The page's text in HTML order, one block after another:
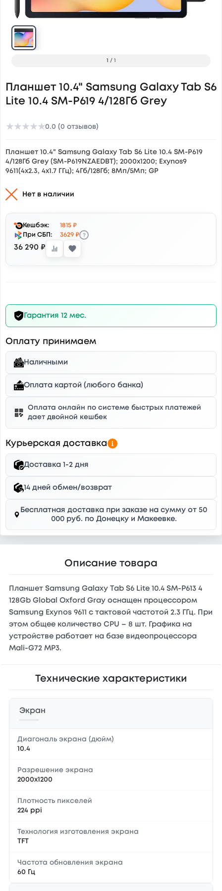
1 / 1
Планшет 10.4" Samsung Galaxy Tab S6
Lite 10.4 SM-P619 4/128Гб Grey
★★★★★0.0 (0 отзывов)
Планшет 10.4" Samsung Galaxy Tab S6 Lite 10.4 SM-P619
4/128Гб Grey (SM-P619NZAEDBT); 2000x1200; Exynos9
9611(4x2.3, 4x1.7 ГГц); 4Гб/128Гб; 8Мп/5Мп; GP
Нет в наличии
Кешбэк:
1815 ₽
При СБП:
3629 ₽ ?
36 290 ₽
Гарантия 12 мес.
Оплату принимаем
Наличными
Оплата картой (любого банка)
Оплата онлайн по системе быстрых платежей
дает двойной кешбек
Курьерская доставка
Доставка 1-2 дня
14 дней обмен/возврат
Бесплатная доставка при заказе на сумму от 50
000 руб. по Донецку и Макеевке.
Описание товара
Планшет Samsung Galaxy Tab S6 Lite 10.4 SM-P613 4
128Gb Global Oxford Gray оснащен процессором
Samsung Exynos 9611 с тактовой частотой 2.3 ГГц. При
этом общее количество CPU – 8 шт. Графика на
устройстве работает на базе видеопроцессора
Mali-G72 MP3.
Технические характеристики
Экран
Диагональ экрана (дюйм)
10.4
Разрешение экрана
2000x1200
Плотность пикселей
224 ppi
Технология изготовления экрана
TFT
Частота обновления экрана
60 Гц